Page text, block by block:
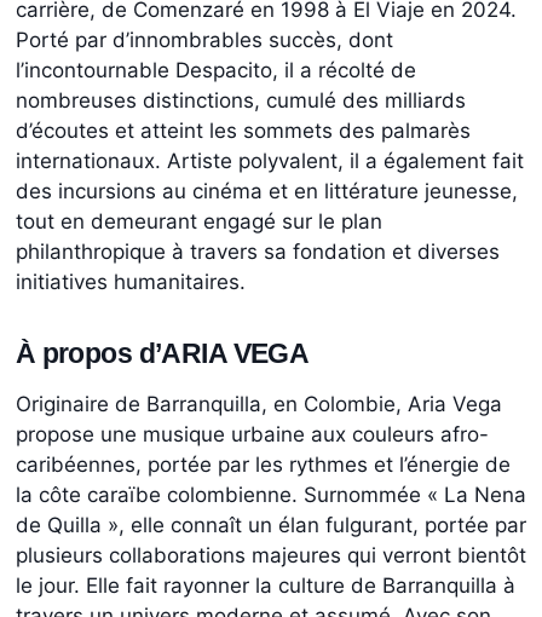
carrière, de Comenzaré en 1998 à El Viaje en 2024.
Porté par d’innombrables succès, dont
l’incontournable Despacito, il a récolté de
nombreuses distinctions, cumulé des milliards
d’écoutes et atteint les sommets des palmarès
internationaux. Artiste polyvalent, il a également fait
des incursions au cinéma et en littérature jeunesse,
tout en demeurant engagé sur le plan
philanthropique à travers sa fondation et diverses
initiatives humanitaires.
À propos d’ARIA VEGA
Originaire de Barranquilla, en Colombie, Aria Vega
propose une musique urbaine aux couleurs afro-
caribéennes, portée par les rythmes et l’énergie de
la côte caraïbe colombienne. Surnommée « La Nena
de Quilla », elle connaît un élan fulgurant, portée par
plusieurs collaborations majeures qui verront bientôt
le jour. Elle fait rayonner la culture de Barranquilla à